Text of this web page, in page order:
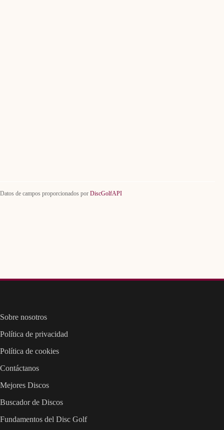
Datos de campos proporcionados por DiscGolfAPI
Sobre nosotros
Política de privacidad
Política de cookies
Contáctanos
Mejores Discos
Buscador de Discos
Fundamentos del Disc Golf